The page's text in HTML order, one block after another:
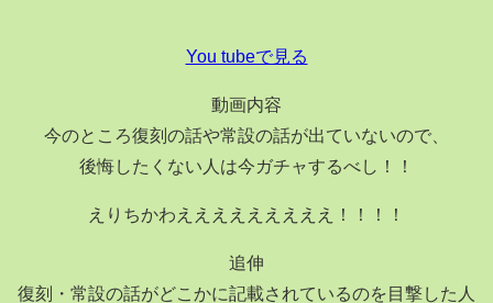
You tubeで見る
動画内容
今のところ復刻の話や常設の話が出ていないので、
後悔したくない人は今ガチャするべし！！
えりちかわえええええええええ！！！！
追伸
復刻・常設の話がどこかに記載されているのを目撃した人